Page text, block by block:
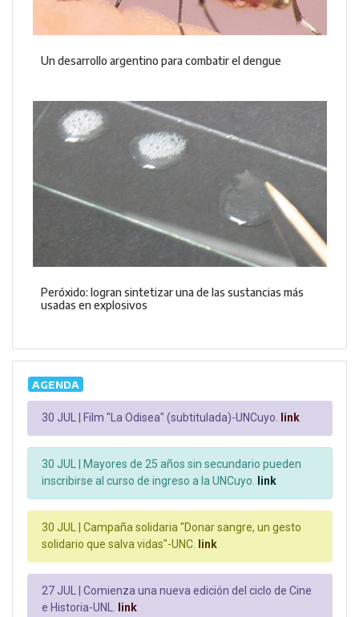
Un desarrollo argentino para combatir el dengue
Peróxido: logran sintetizar una de las sustancias más
usadas en explosivos
AGENDA
30 JUL | Film "La Odisea" (subtitulada)-UNCuyo. link
30 JUL |
Mayores de 25 años sin secundario pueden
inscribirse al curso de ingreso a la UNCuyo. link
30 JUL | Campaña solidaria "Donar sangre, un gesto
solidario que salva vidas"-UNC. link
27 JUL | Comienza una nueva edición del ciclo de Cine
e Historia-UNL. link